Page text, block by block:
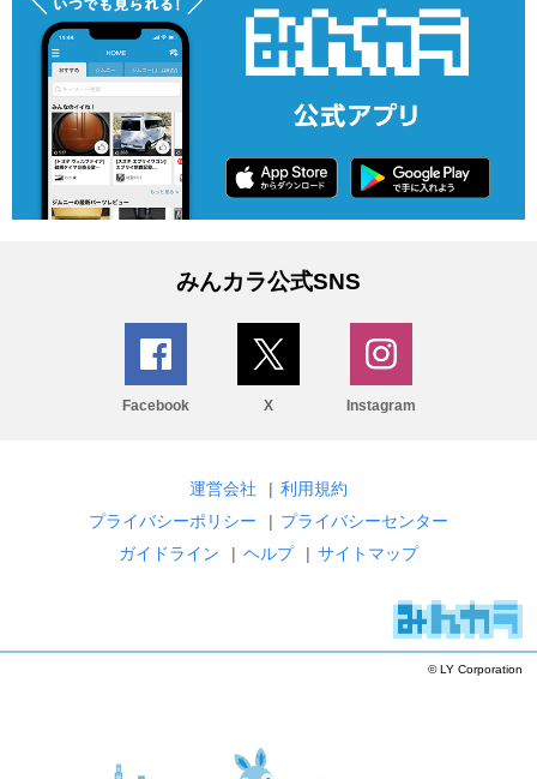
みんカラ公式SNS
Facebook X Instagram
運営会社 | 利用規約
プライバシーポリシー
| プライバシーセンター
ガイドライン
| ヘルプ | サイトマップ
© LY Corporation